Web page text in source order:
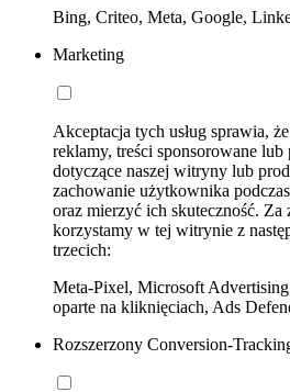
Bing, Criteo, Meta, Google,
Marketing
Akceptacja tych usług sprawia,
reklamy, treści sponsorowane lub
dotyczące naszej witryny lub
zachowanie użytkownika
oraz mierzyć ich skuteczność.
korzystamy w tej witrynie z
trzecich:
Meta-Pixel, Microsoft
oparte na kliknięciach, Ads
Rozszerzony Conversion-